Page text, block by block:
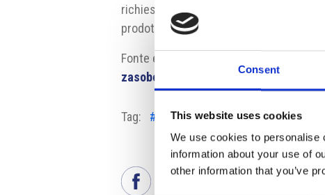
Consent
This website uses cookies
We use cookies to personalise
information about your use of
other information that you’ve
richiesto una proroga dell’esenzione
prodotti derivati dal petrolio russo,
Fonte e fonte fotografia:
zasobovani-ceska-ropou/
Tag: #energia fossile #oleodotto